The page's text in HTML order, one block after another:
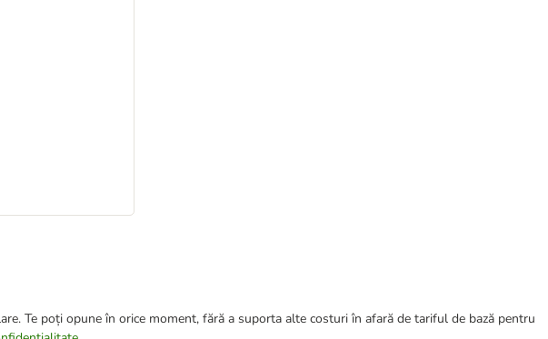
Te poți opune în orice moment, fără a suporta alte costuri în afară de tariful de bază pentru